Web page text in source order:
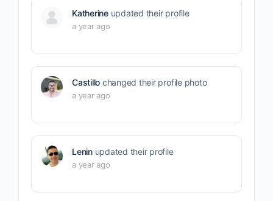
Katherineupdated their profile
a year ago
Castillo changed their profile photo
a year ago
Leninupdated their profile
a year ago